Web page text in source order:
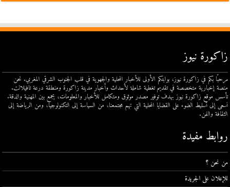
زاكورة نيوز
مرحبًا بكم في زاكورة نيوز، بوابتكم الأولى للأخبار المحلية والجهوية في قلب الجنوب الشرقي المغربي. نحن
منصة إخبارية متخصصة في تقديم تغطية شاملة لأحداث وأخبار مدينة زاكورة ومنطقة درعة تافيلالت.
تأسس موقع زاكورة نيوز بهدف توفير مصدر موثوق ومتكامل للأخبار والمعلومات، يجمع بين المهنية والدقة.
نسعى إلى تسليط الضوء على القضايا المحلية التي تهم مجتمعنا، من السياسة إلى التكنولوجيا، ومن الرياضة إلى
الثقافة والفن.
روابط مفيدة
من نحن ؟
للإعلان على الجريدة